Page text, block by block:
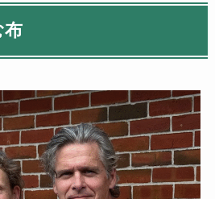
布